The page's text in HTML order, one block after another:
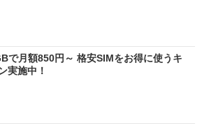
で月額850円～ 格安SIMをお得に使うキ
実施中！